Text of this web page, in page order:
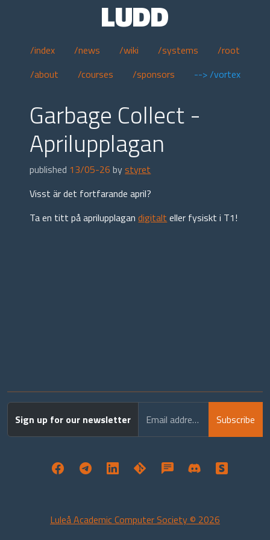
LUDD
/index /news /wiki /systems
/root
/about
/courses /sponsors --> /vortex
Garbage Collect -
Aprilupplagan
published 13/05-26 bystyret
Visst är det fortfarande april?
Ta en titt på aprilupplagandigitalt eller fysiskt i T1!
Sign up for our newsletter Email address Subscribe
Luleå Academic Computer Society © 2026